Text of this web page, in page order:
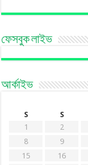
ফেসবুক লাইভ
আর্কাইভ
S
S
1
2
8
9
15
16